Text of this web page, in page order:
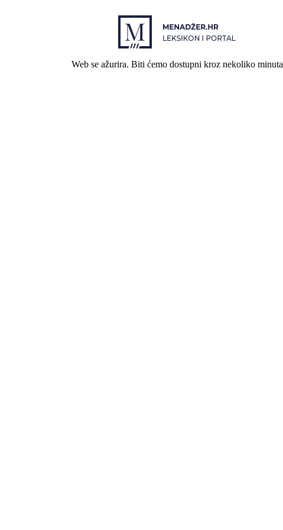
Web se ažurira. Biti ćemo dostupni kroz nekoliko minuta